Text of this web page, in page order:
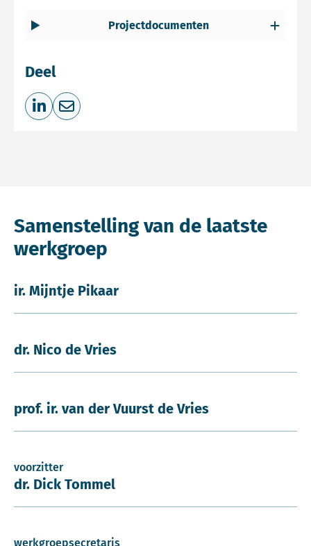
Projectdocumenten
Deel
Deel op LinkedIn
Deel via e-mail
Samenstelling van de laatste
werkgroep
ir. Mijntje Pikaar
dr. Nico de Vries
prof. ir. van der Vuurst de Vries
voorzitter
dr. Dick Tommel
werkgroepsecretaris